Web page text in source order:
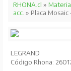
RHONA.cl »
acc. » Placa
LEGRAND
Código Rhona: